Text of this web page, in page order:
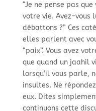
“Je ne pense pas
votre vie. Avez-vous
débattons ?” Ces
elles parlent avec
“paix”. Vous avez
que quand un jaahil
lorsqu’il vous parle,
insultes. Ne
eux. Dites
continuons cette